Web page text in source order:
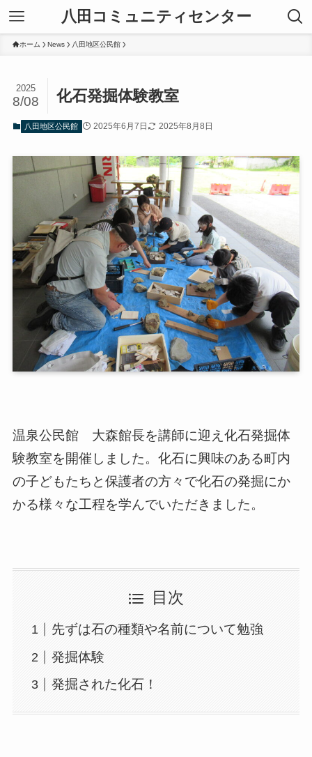
八田コミュニティセンター
ホーム News 八田地区公民館
化石発掘体験教室
2025
8/08
八田地区公民館 2025年6月7日 2025年8月8日
温泉公民館 大森館長を講師に迎え化石発掘体
験教室を開催しました。化石に興味のある町内
の子どもたちと保護者の方々で化石の発掘にか
かる様々な工程を学んでいただきました。
目次
先ずは石の種類や名前について勉強
発掘体験
発掘された化石！